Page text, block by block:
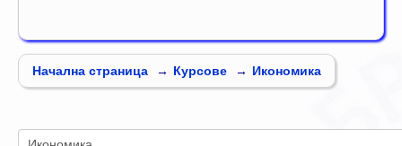
Начална страница → Курсове → Икономика